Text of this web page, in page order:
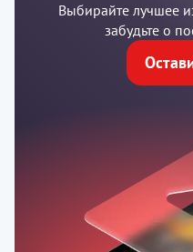
Выбирайте лучшее
забудьте о